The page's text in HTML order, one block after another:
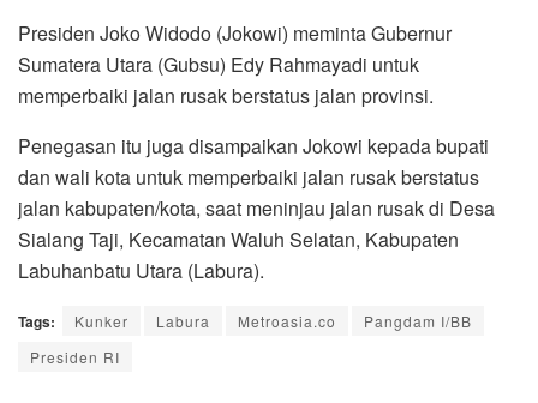
Presiden Joko Widodo (Jokowi) meminta Gubernur
Sumatera Utara (Gubsu) Edy Rahmayadi untuk
memperbaiki jalan rusak berstatus jalan provinsi.
Penegasan itu juga disampaikan Jokowi kepada bupati
dan wali kota untuk memperbaiki jalan rusak berstatus
jalan kabupaten/kota, saat meninjau jalan rusak di Desa
Sialang Taji, Kecamatan Waluh Selatan, Kabupaten
Labuhanbatu Utara (Labura).
Tags: Kunker Labura Metroasia.co
Pangdam I/BB
Presiden RI